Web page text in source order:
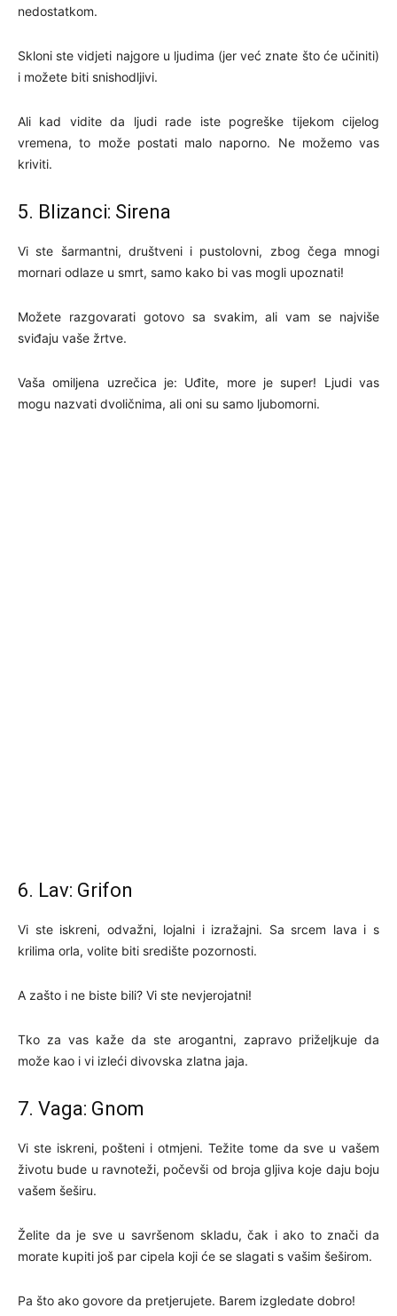
nedostatkom.
Skloni ste vidjeti najgore u ljudima (jer već znate što će učiniti)
i možete biti snishodljivi.
Ali kad vidite da ljudi rade iste pogreške tijekom cijelog
vremena, to može postati malo naporno. Ne možemo vas
kriviti.
5. Blizanci: Sirena
Vi ste šarmantni, društveni i pustolovni, zbog čega mnogi
mornari odlaze u smrt, samo kako bi vas mogli upoznati!
Možete razgovarati gotovo sa svakim, ali vam se najviše
sviđaju vaše žrtve.
Vaša omiljena uzrečica je: Uđite, more je super! Ljudi vas
mogu nazvati dvoličnima, ali oni su samo ljubomorni.
6. Lav: Grifon
Vi ste iskreni, odvažni, lojalni i izražajni. Sa srcem lava i s
krilima orla, volite biti središte pozornosti.
A zašto i ne biste bili? Vi ste nevjerojatni!
Tko za vas kaže da ste arogantni, zapravo priželjkuje da
može kao i vi izleći divovska zlatna jaja.
7. Vaga: Gnom
Vi ste iskreni, pošteni i otmjeni. Težite tome da sve u vašem
životu bude u ravnoteži, počevši od broja gljiva koje daju boju
vašem šeširu.
Želite da je sve u savršenom skladu, čak i ako to znači da
morate kupiti još par cipela koji će se slagati s vašim šeširom.
Pa što ako govore da pretjerujete. Barem izgledate dobro!